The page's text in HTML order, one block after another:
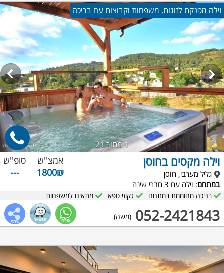
1מתוך 21
וילה מפנקת לזוגות, משפחות וקבוצות עם בריכה
וילה מקסים בחוסן
גליל מערבי, חוסן
במתחם: וילה עם 3 חדרי שינה
052-2421843 (משה)
אמצ''ש
1800₪
סופ''ש
---
בריכה מחוממת במתחם גקוזי ספא מתאים למשפחות